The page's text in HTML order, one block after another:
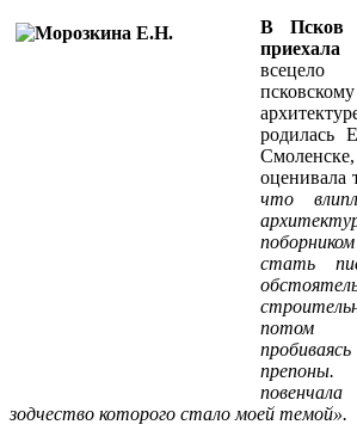
В Псков
всецело
родилась
оценивала
что
стать
потом
зодчество которого стало моей темой».